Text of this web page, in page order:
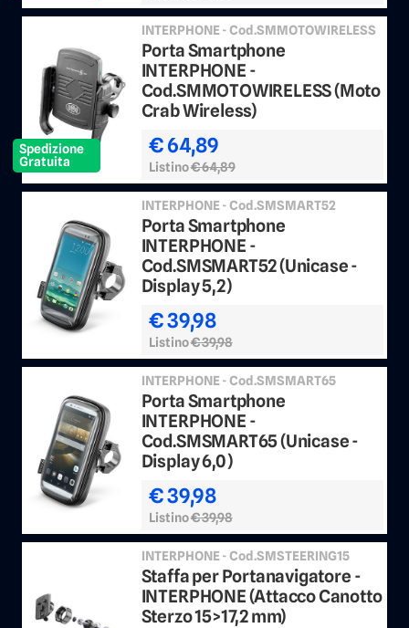
Spedizione
Gratuita
INTERPHONE - Cod.SMMOTOWIRELESS
Porta Smartphone
INTERPHONE -
Cod.SMMOTOWIRELESS (Moto
Crab Wireless)
€ 64,89
Listino€ 64,89
INTERPHONE - Cod.SMSMART52
Porta Smartphone
INTERPHONE -
Cod.SMSMART52 (Unicase -
Display 5,2)
€ 39,98
Listino€ 39,98
INTERPHONE - Cod.SMSMART65
Porta Smartphone
INTERPHONE -
Cod.SMSMART65 (Unicase -
Display 6,0)
€ 39,98
Listino€ 39,98
INTERPHONE - Cod.SMSTEERING15
Staffa per Portanavigatore -
INTERPHONE (Attacco Canotto
Sterzo 15>17,2 mm)